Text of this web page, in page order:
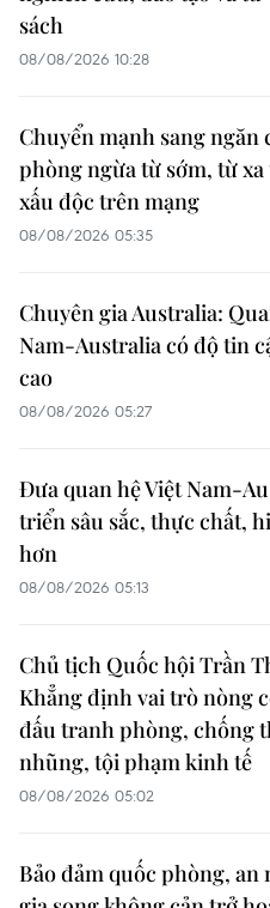
sách
08/08/2026 10:28
Chuyển mạnh sang ngăn
phòng ngừa từ sớm, từ
xấu độc trên mạng
08/08/2026 05:35
Chuyên gia Australia:
Nam-Australia có độ tin
cao
08/08/2026 05:27
Đưa quan hệ Việt Nam-
triển sâu sắc, thực chất,
hơn
08/08/2026 05:13
Chủ tịch Quốc hội Trần
Khẳng định vai trò nòng
đấu tranh phòng, chống
nhũng, tội phạm kinh tế
08/08/2026 05:02
Bảo đảm quốc phòng, an